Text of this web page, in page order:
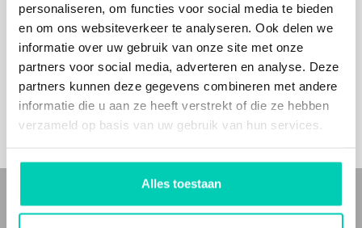
personaliseren, om functies voor social media te bieden
en om ons websiteverkeer te analyseren. Ook delen we
informatie over uw gebruik van onze site met onze
partners voor social media, adverteren en analyse. Deze
partners kunnen deze gegevens combineren met andere
informatie die u aan ze heeft verstrekt of die ze hebben
verzameld op basis van uw gebruik van hun services.
Alles toestaan
BIJ
MEER
DERE
L
O
CA
TIE
S
I
NF
OR
MA
TIE
OPVRA
GE
N
WIE ZIJN WIJ